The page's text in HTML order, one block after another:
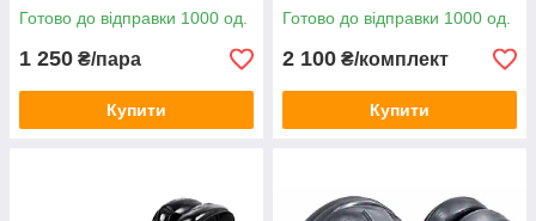
Готово до відправки 1000 од.
1 250 ₴/пара
Купити
Готово до відправки 1000 од.
2 100 ₴/комплект
Купити